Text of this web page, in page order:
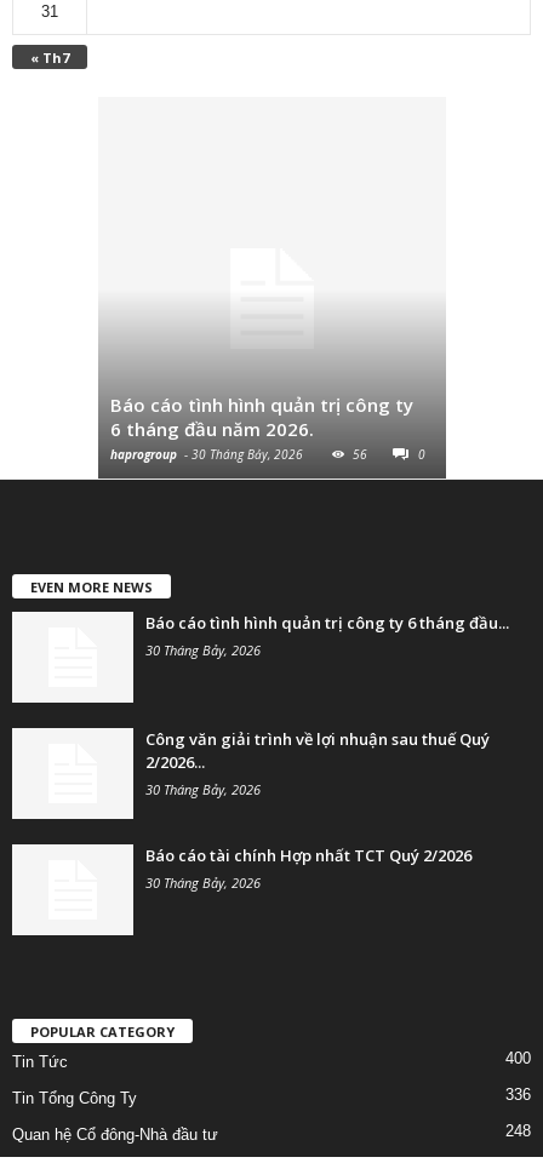
« Th7
31
Báo cáo tình hình quản trị công ty
6 tháng đầu năm 2026.
haprogroup - 30 Tháng Bảy, 2026 56 0
EVEN MORE NEWS
Báo cáo tình hình quản trị công ty 6 tháng đầu...
30 Tháng Bảy, 2026
Công văn giải trình về lợi nhuận sau thuế Quý
2/2026...
30 Tháng Bảy, 2026
Báo cáo tài chính Hợp nhất TCT Quý 2/2026
30 Tháng Bảy, 2026
POPULAR CATEGORY
Tin Tức
400
Tin Tổng Công Ty 336
Quan hệ Cổ đông-Nhà đầu tư 248